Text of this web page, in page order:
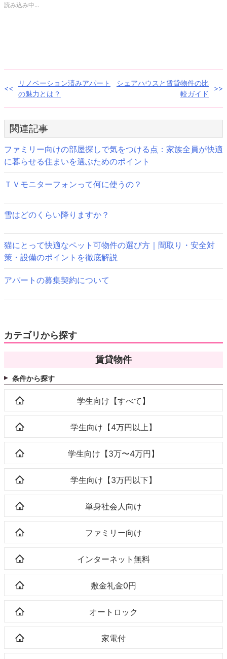
共
有
開
ま
す)
し
ウ
ィ
ン
ウ
開
き
ま
す)
読み込み中...
投
稿
ナ
ビ
ゲ
ー
ョ
ン
リノベーション済みアパート
の魅力とは？
シェアハウスと賃貸物件の比
較ガイド
関連記事
ファミリー向けの部屋探しで気をつける点：家族全員が快適
に暮らせる住まいを選ぶためのポイント
ＴＶモニターフォンって何に使うの？
雪はどのくらい降りますか？
猫にとって快適なペット可物件の選び方｜間取り・安全対
策・設備のポイントを徹底解説
アパートの募集契約について
カテゴリから探す
賃貸物件
条件から探す
学生向け【すべて】
学生向け【4万円以上】
学生向け【3万〜4万円】
学生向け【3万円以下】
単身社会人向け
ファミリー向け
インターネット無料
敷金礼金0円
オートロック
家電付